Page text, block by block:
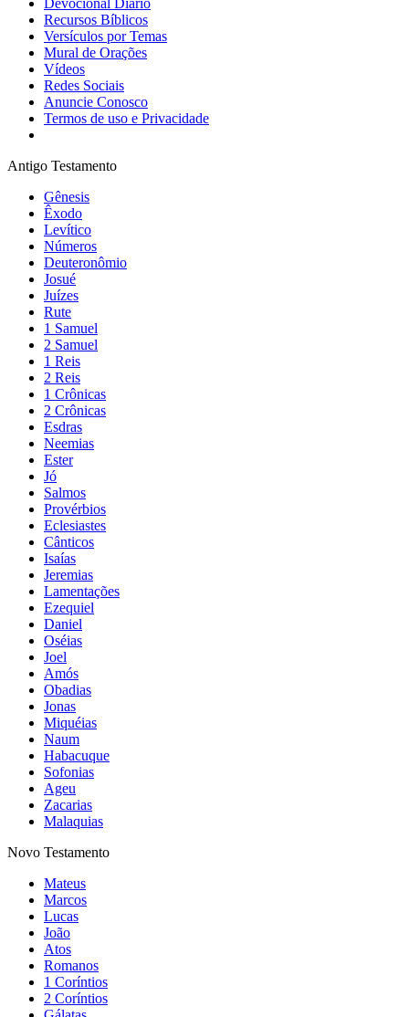
Recursos Bíblicos
Versículos por Temas
Mural de Orações
Vídeos
Redes Sociais
Anuncie Conosco
Termos de uso e Privacidade
Antigo Testamento
Gênesis
Êxodo
Levítico
Números
Deuteronômio
Josué
Juízes
Rute
1 Samuel
2 Samuel
1 Reis
2 Reis
1 Crônicas
2 Crônicas
Esdras
Neemias
Ester
Jó
Salmos
Provérbios
Eclesiastes
Cânticos
Isaías
Jeremias
Lamentações
Ezequiel
Daniel
Oséias
Joel
Amós
Obadias
Jonas
Miquéias
Naum
Habacuque
Sofonias
Ageu
Zacarias
Malaquias
Novo Testamento
Mateus
Marcos
Lucas
João
Atos
Romanos
1 Coríntios
2 Coríntios